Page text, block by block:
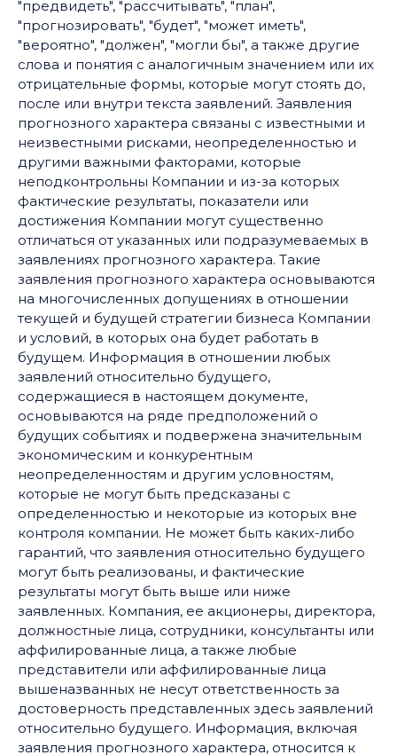
"предвидеть", "рассчитывать", "план",
"прогнозировать", "будет", "может иметь",
"вероятно", "должен", "могли бы", а также другие
слова и понятия с аналогичным значением или их
отрицательные формы, которые могут стоять до,
после или внутри текста заявлений. Заявления
прогнозного характера связаны с известными и
неизвестными рисками, неопределенностью и
другими важными факторами, которые
неподконтрольны Компании и из-за которых
фактические результаты, показатели или
достижения Компании могут существенно
отличаться от указанных или подразумеваемых в
заявлениях прогнозного характера. Такие
заявления прогнозного характера основываются
на многочисленных допущениях в отношении
текущей и будущей стратегии бизнеса Компании
и условий, в которых она будет работать в
будущем. Информация в отношении любых
заявлений относительно будущего,
содержащиеся в настоящем документе,
основываются на ряде предположений о
будущих событиях и подвержена значительным
экономическим и конкурентным
неопределенностям и другим условностям,
которые не могут быть предсказаны с
определенностью и некоторые из которых вне
контроля компании. Не может быть каких-либо
гарантий, что заявления относительно будущего
могут быть реализованы, и фактические
результаты могут быть выше или ниже
заявленных. Компания, ее акционеры, директора,
должностные лица, сотрудники, консультанты или
аффилированные лица, а также любые
представители или аффилированные лица
вышеназванных не несут ответственность за
достоверность представленных здесь заявлений
относительно будущего. Информация, включая
заявления прогнозного характера, относится к